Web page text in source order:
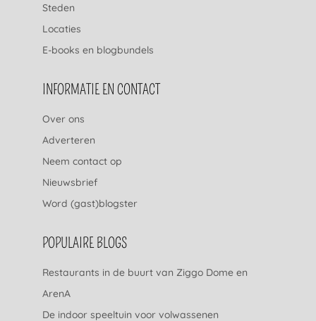
Steden
Locaties
E-books en blogbundels
INFORMATIE EN CONTACT
Over ons
Adverteren
Neem contact op
Nieuwsbrief
Word (gast)blogster
POPULAIRE BLOGS
Restaurants in de buurt van Ziggo Dome en
ArenA
De indoor speeltuin voor volwassenen